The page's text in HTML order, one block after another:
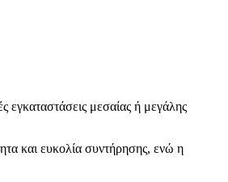
εγκαταστάσεις μεσαίας ή μεγάλης
και ευκολία συντήρησης, ενώ η